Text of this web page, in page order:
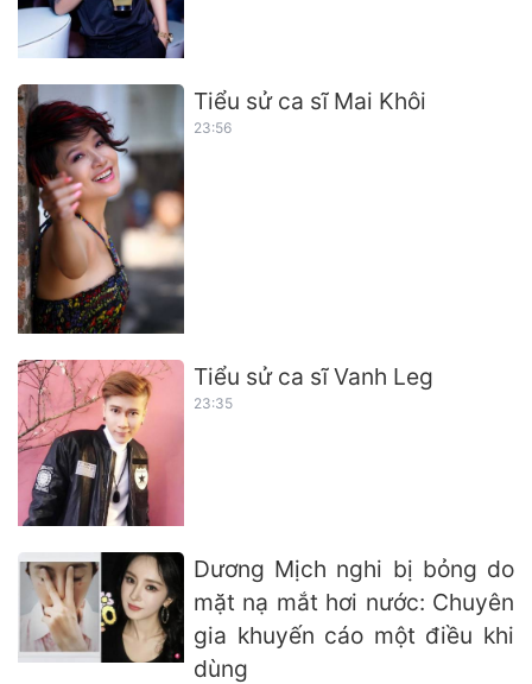
Tiểu sử ca sĩ Mai Khôi
23:56
Tiểu sử ca sĩ Vanh Leg
23:35
Dương Mịch nghi bị bỏng do
mặt nạ mắt hơi nước: Chuyên
gia khuyến cáo một điều khi
dùng